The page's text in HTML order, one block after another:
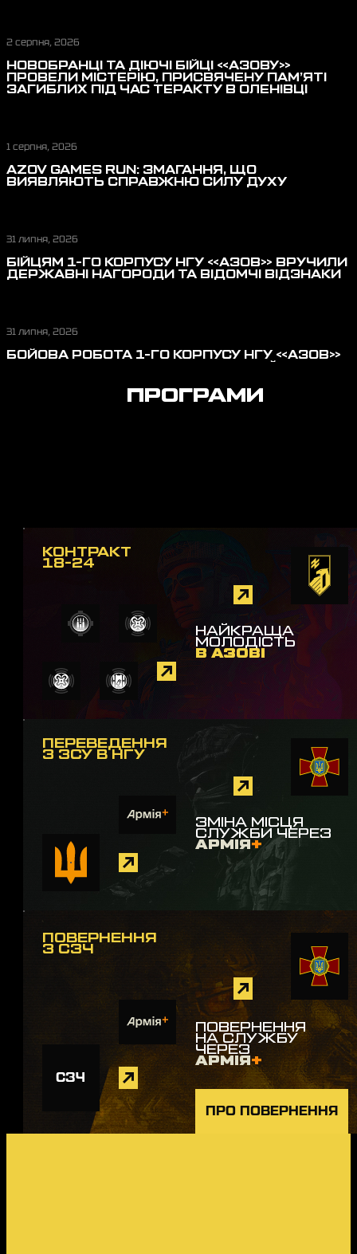
2 серпня, 2026
НОВОБРАНЦІ ТА ДІЮЧІ БІЙЦІ «АЗОВУ»
ПРОВЕЛИ МІСТЕРІЮ, ПРИСВЯЧЕНУ ПАМ’ЯТІ
ЗАГИБЛИХ ПІД ЧАС ТЕРАКТУ В ОЛЕНІВЦІ
1 серпня, 2026
AZOV GAMES RUN: ЗМАГАННЯ, ЩО
ВИЯВЛЯЮТЬ СПРАВЖНЮ СИЛУ ДУХУ
31 липня, 2026
БІЙЦЯМ 1-ГО КОРПУСУ НГУ «АЗОВ» ВРУЧИЛИ
ДЕРЖАВНІ НАГОРОДИ ТА ВІДОМЧІ ВІДЗНАКИ
31 липня, 2026
БОЙОВА РОБОТА 1-ГО КОРПУСУ НГУ «АЗОВ»
ПРОГРАМИ
КОНТРАКТ
18-24
НАЙКРАЩА
МОЛОДІСТЬ
В АЗОВІ
ПЕРЕВЕДЕННЯ
З ЗСУ В НГУ
ЗМІНА МІСЦЯ
СЛУЖБИ ЧЕРЕЗ
АРМІЯ +
ПОВЕРНЕННЯ
З СЗЧ
ПОВЕРНЕННЯ
НА СЛУЖБУ
ЧЕРЕЗ
АРМІЯ+
СЗЧ
ПРО ПОВЕРНЕННЯ